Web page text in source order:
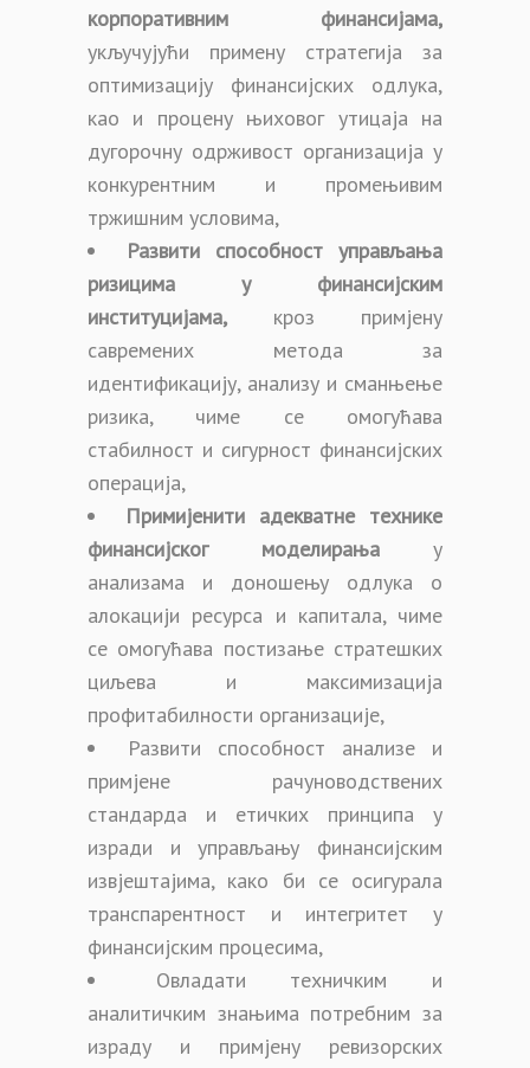
корпоративним финансијама,
укључујући примену стратегија за
оптимизацију финансијских одлука,
као и процену њиховог утицаја на
дугорочну одрживост организација у
конкурентним и промењивим
тржишним условима,
Развити способност управљања
ризицима у финансијским
институцијама, кроз примјену
савремених метода за
идентификацију, анализу и сманњење
ризика, чиме се омогућава
стабилност и сигурност финансијских
операција,
Примијенити адекватне технике
финансијског моделирања у
анализама и доношењу одлука о
алокацији ресурса и капитала, чиме
се омогућава постизање стратешких
циљева и максимизација
профитабилности организације,
Развити способност анализе и
примјене рачуноводствених
стандарда и етичких принципа у
изради и управљању финансијским
извјештајима, како би се осигурала
транспарентност и интегритет у
финансијским процесима,
Овладати техничким и
аналитичким знањима потребним за
израду и примјену ревизорских